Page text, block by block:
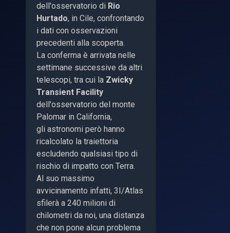
dell'osservatorio di Rio
Hurtado, in Cile, confrontando
i dati con osservazioni
precedenti alla scoperta.
La conferma è arrivata nelle
settimane successive da altri
telescopi, tra cui la Zwicky
Transient Facility
dell'osservatorio del monte
Palomar in California,
gli astronomi però hanno
ricalcolato la traiettoria
escludendo qualsiasi tipo di
rischio di impatto con Terra.
Al suo massimo
avvicinamento infatti, 3I/Atlas
sfilerà a 240 milioni di
chilometri da noi, una distanza
che non pone alcun problema